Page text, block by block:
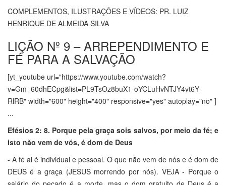
COMPLEMENTOS, ILUSTRAÇÕES E VÍDEOS: PR. LUIZ
HENRIQUE DE ALMEIDA SILVA
LIÇÃO Nº 9 – ARREPENDIMENTO E
FÉ PARA A SALVAÇÃO
[yt_youtube url="https://www.youtube.com/watch?
v=Gm_60dhECpg&list=PL9TsOz8buX1-oYCLuHvNTJY4vt6Y-
RlRB" width="600" height="400" responsive="yes" autoplay="no" ]
...
Efésios 2: 8. Porque pela graça sois salvos, por meio da fé; e
isto não vem de vós, é dom de Deus
- A fé ai é individual e pessoal. O que não vem de nós e é dom de
DEUS é a graça (JESUS morrendo por nós). VEJA - Porque o